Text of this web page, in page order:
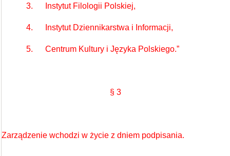
3. Instytut Filologii Polskiej,
4. Instytut Dziennikarstwa i Informacji,
5. Centrum Kultury i Języka Polskiego.”
§ 3
Zarządzenie wchodzi w życie z dniem podpisania.